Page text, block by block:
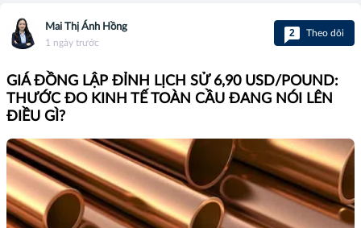
Mai Thị Ánh Hồng
1 ngày trước
2 Theo dõi
GIÁ ĐỒNG LẬP ĐỈNH LỊCH SỬ 6,90 USD/POUND:
THƯỚC ĐO KINH TẾ TOÀN CẦU ĐANG NÓI LÊN
ĐIỀU GÌ?